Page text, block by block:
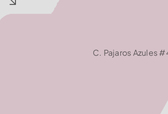
C. Pajaros Azules